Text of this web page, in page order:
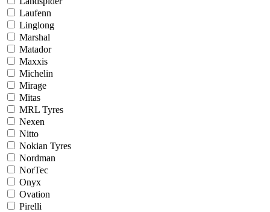
Laufenn
Linglong
Marshal
Matador
Maxxis
Michelin
Mirage
Mitas
MRL Tyres
Nexen
Nitto
Nokian Tyres
Nordman
NorTec
Onyx
Ovation
Pirelli